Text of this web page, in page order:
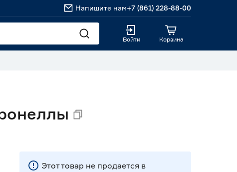
Напишите нам+7 (861) 228-88-00
Войти Корзина
Этот товар не продается в